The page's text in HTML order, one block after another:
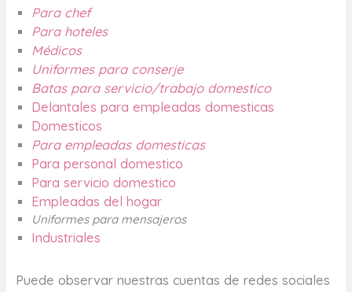
Para chef
Para hoteles
Médicos
Uniformes para conserje
Batas para servicio/trabajo domestico
Delantales para empleadas domesticas
Domesticos
Para empleadas domesticas
Para personal domestico
Para servicio domestico
Empleadas del hogar
Uniformes para mensajeros
Industriales
Puede observar nuestras cuentas de redes sociales